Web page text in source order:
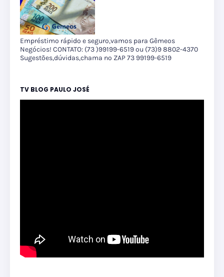
Empréstimo rápido e seguro,vamos para Gêmeos
Negócios! CONTATO: (73 )99199-6519 ou (73)9 8802-4370
Sugestões,dúvidas,chama no ZAP 73 99199-6519
TV BLOG PAULO JOSÉ